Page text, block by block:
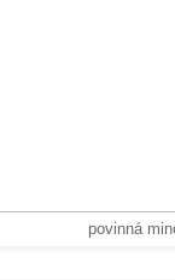
povinná